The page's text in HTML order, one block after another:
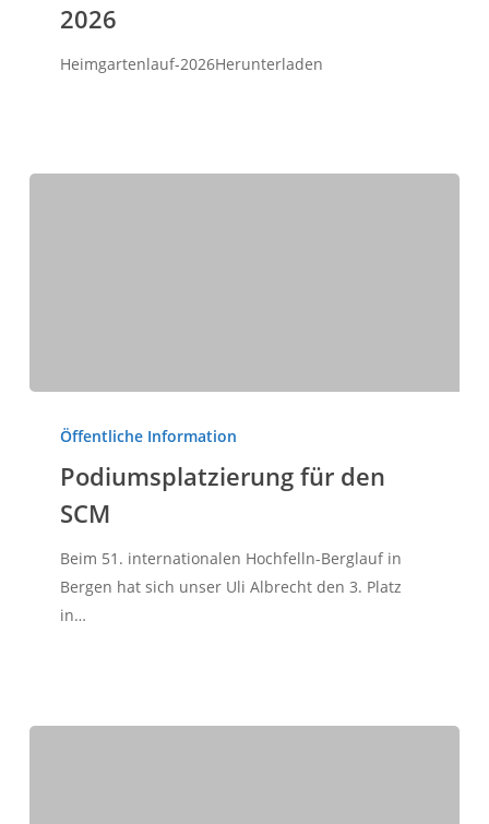
2026
Heimgartenlauf-2026Herunterladen
Öffentliche Information
Podiumsplatzierung für den
SCM
Beim 51. internationalen Hochfelln-Berglauf in
Bergen hat sich unser Uli Albrecht den 3. Platz
in…